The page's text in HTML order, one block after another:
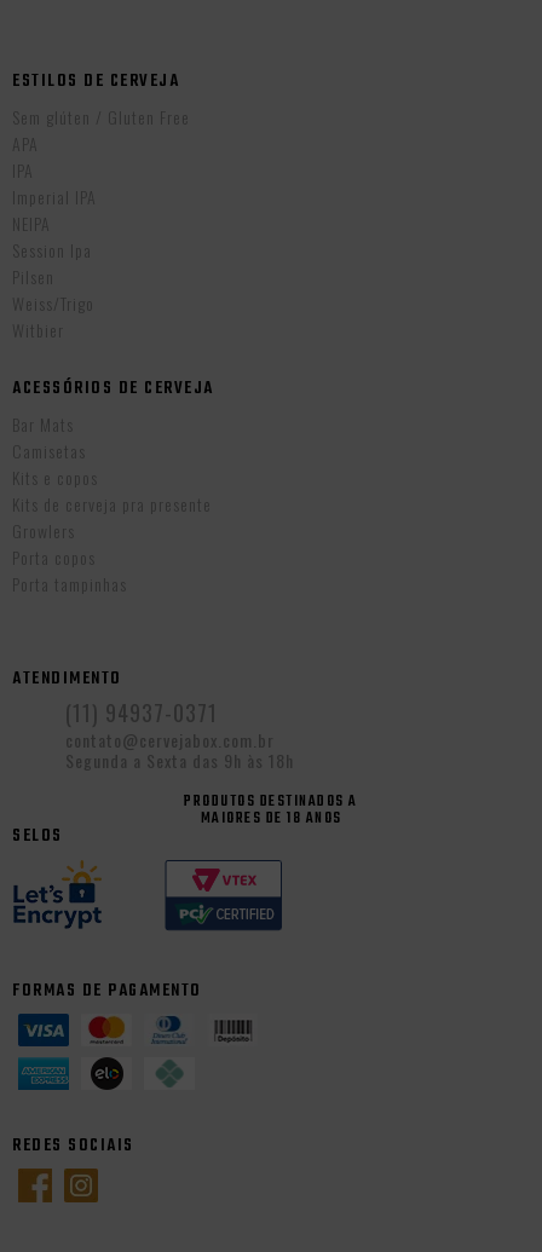
ESTILOS DE CERVEJA
Sem glúten / Gluten Free
APA
IPA
Imperial IPA
NEIPA
Session Ipa
Pilsen
Weiss/Trigo
Witbier
ACESSÓRIOS DE CERVEJA
Bar Mats
Camisetas
Kits e copos
Kits de cerveja pra presente
Growlers
Porta copos
Porta tampinhas
ATENDIMENTO
(11) 94937-0371
contato@cervejabox.com.br
Segunda a Sexta das 9h às 18h
PRODUTOS DESTINADOS A
MAIORES DE 18 ANOS
SELOS
FORMAS DE PAGAMENTO
REDES SOCIAIS